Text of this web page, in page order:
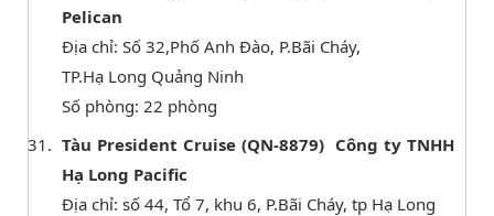
Pelican
Địa chỉ: Số 32,Phố Anh Đào, P.Bãi Cháy,
TP.Hạ Long Quảng Ninh
Số phòng: 22 phòng
Tàu President Cruise (QN-8879) Công ty TNHH
Hạ Long Pacific
Địa chỉ: số 44, Tổ 7, khu 6, P.Bãi Cháy, tp Hạ Long